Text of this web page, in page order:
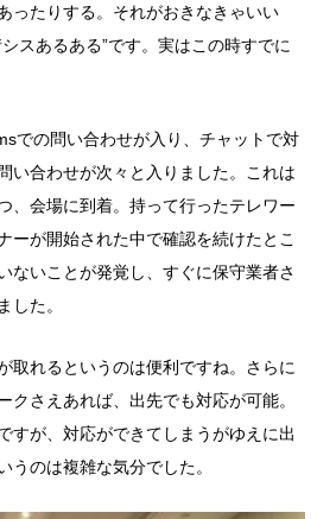
ったりする。それがおきなきゃいい
スあるある”です。実はこの時すでに
での問い合わせが入り、チャットで対
い合わせが次々と入りました。これは
、会場に到着。持って行ったテレワー
ーが開始された中で確認を続けたとこ
ないことが発覚し、すぐに保守業者さ
した。
取れるというのは便利ですね。さらに
クさえあれば、出先でも対応が可能。
すが、対応ができてしまうがゆえに出
うのは複雑な気分でした。